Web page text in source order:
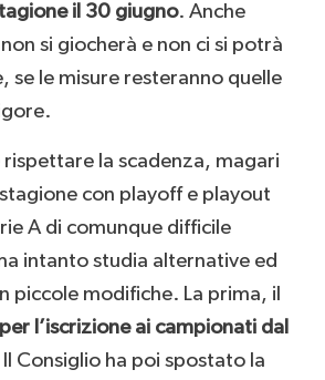
il 30 giugno. Anche
si giocherà e non ci si potrà
se le misure resteranno quelle
rispettare la scadenza, magari
con playoff e playout
A di comunque difficile
intanto studia alternative ed
piccole modifiche. La prima, il
l’iscrizione ai campionati dal
Consiglio ha poi spostato la